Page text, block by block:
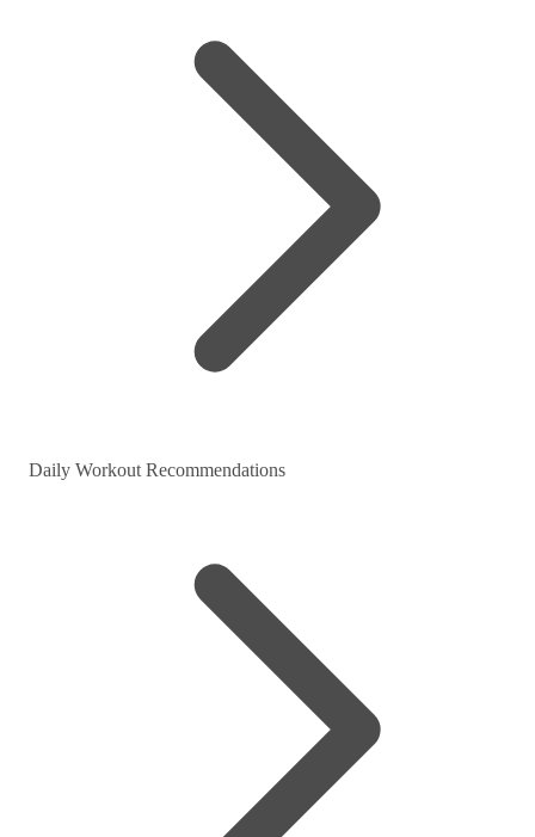
Daily Workout Recommendations